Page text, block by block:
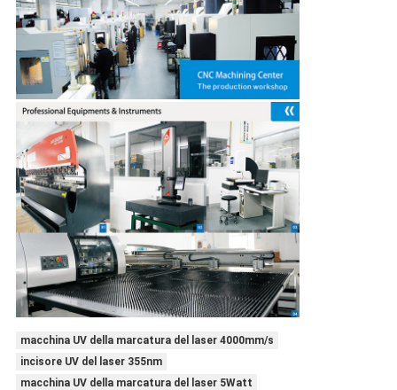
macchina UV della marcatura del laser 4000mm/s
incisore UV del laser 355nm
macchina UV della marcatura del laser 5Watt